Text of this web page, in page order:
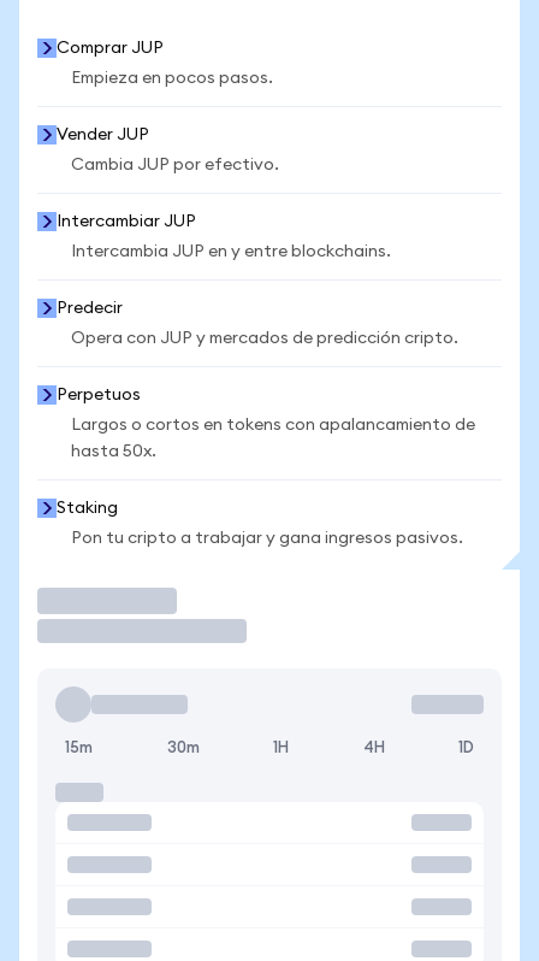
Comprar JUP
Empieza en pocos pasos.
Vender JUP
Cambia JUP por efectivo.
Intercambiar JUP
Intercambia JUP en y entre blockchains.
Predecir
Opera con JUP y mercados de predicción cripto.
Perpetuos
Largos o cortos en tokens con apalancamiento de
hasta 50x.
Staking
Pon tu cripto a trabajar y gana ingresos pasivos.
15m 30m 1H 4H 1D